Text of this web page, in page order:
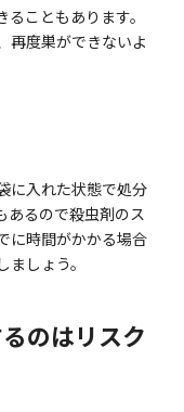
こともあります。
再度巣ができないよ
に入れた状態で処分
あるので殺虫剤のス
に時間がかかる場合
しょう。
のはリスク